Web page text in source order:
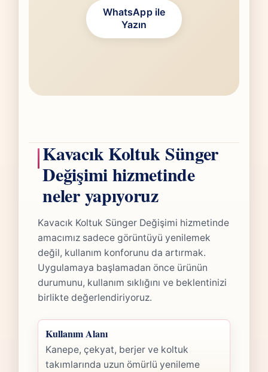
WhatsApp ile
Yazın
Kavacık Koltuk Sünger
Değişimi hizmetinde
neler yapıyoruz
Kavacık Koltuk Sünger Değişimi hizmetinde
amacımız sadece görüntüyü yenilemek
değil, kullanım konforunu da artırmak.
Uygulamaya başlamadan önce ürünün
durumunu, kullanım sıklığını ve beklentinizi
birlikte değerlendiriyoruz.
Kullanım Alanı
Kanepe, çekyat, berjer ve koltuk
takımlarında uzun ömürlü yenileme